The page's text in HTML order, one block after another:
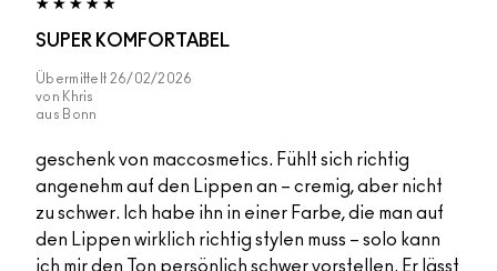
SUPER KOMFORTABEL
Übermittelt 26/02/2026
von Khris
aus Bonn
geschenk von maccosmetics. Fühlt sich richtig
angenehm auf den Lippen an – cremig, aber nicht
zu schwer. Ich habe ihn in einer Farbe, die man auf
den Lippen wirklich richtig stylen muss – solo kann
ich mir den Ton persönlich schwer vorstellen. Er lässt